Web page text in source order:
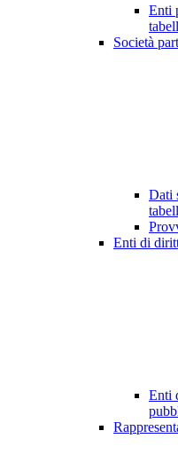
Enti
Società
Dati
Enti di
Enti